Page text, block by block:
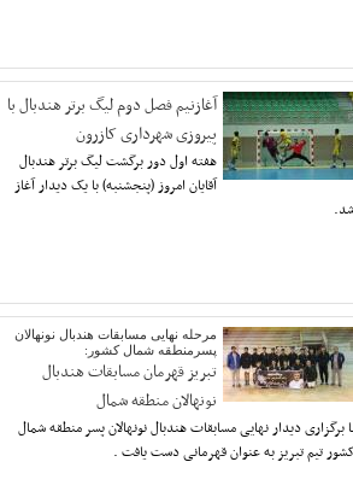
آغازنیم فصل دوم لیگ برتر هندبال با
پیروزی شهرداری کازرون
هفته اول دور برگشت لیگ برتر هندبال
آقایان امروز (پنجشنبه) با یک دیدار آغاز
مرحله نهایی مسابقات هندبال نونهالان
پسرمنطقه شمال کشور:
تبریز قهرمان مسابقات هندبال
نونهالان منطقه شمال
برگزاری دیدار نهایی مسابقات هندبال نونهالان پسر منطقه شمال
تیم تبریز به عنوان قهرمانی دست یافت .